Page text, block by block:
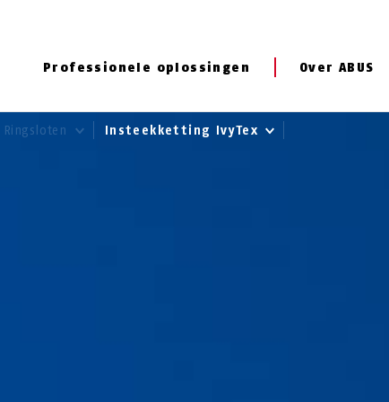
Professionele oplossingen Over ABUS
Ringsloten Insteekketting IvyTex